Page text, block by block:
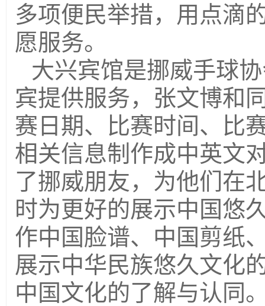
多项便民举措，用点滴
愿服务。
大兴宾馆是挪威手球
宾提供服务，张文博和
赛日期、比赛时间、比
相关信息制作成中英文
了挪威朋友，为他们在
时为更好的展示中国悠
作中国脸谱、中国剪纸
展示中华民族悠久文化
中国文化的了解与认同